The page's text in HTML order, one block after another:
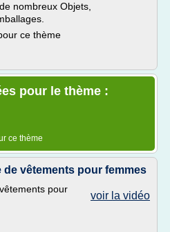
nombreux Objets,
ce thème
pour le thème :
ce thème
de vêtements pour femmes
voir la vidéo
pour